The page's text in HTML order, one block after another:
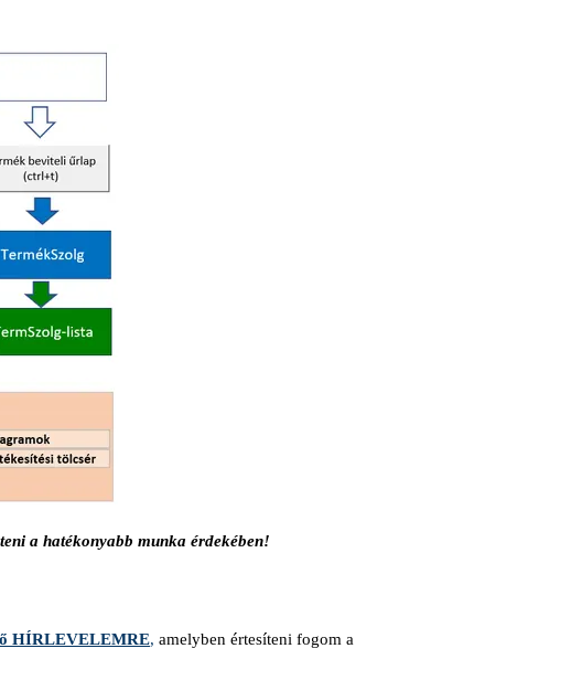
a hatékonyabb munka érdekében!
HÍRLEVELEMRE, amelyben értesíteni fogom a